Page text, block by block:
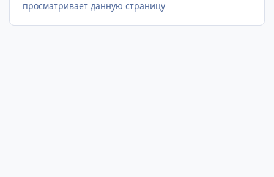
просматривает данную страницу